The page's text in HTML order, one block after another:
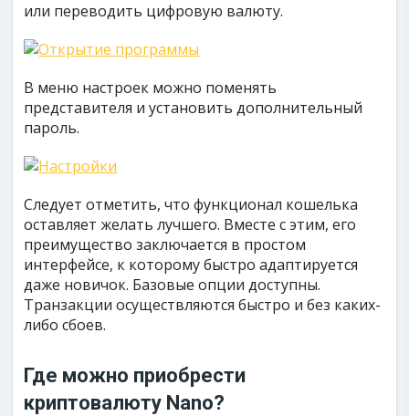
или переводить цифровую валюту.
В меню настроек можно поменять
представителя и установить дополнительный
пароль.
Следует отметить, что функционал кошелька
оставляет желать лучшего. Вместе с этим, его
преимущество заключается в простом
интерфейсе, к которому быстро адаптируется
даже новичок. Базовые опции доступны.
Транзакции осуществляются быстро и без каких-
либо сбоев.
Где можно приобрести
криптовалюту Nano?